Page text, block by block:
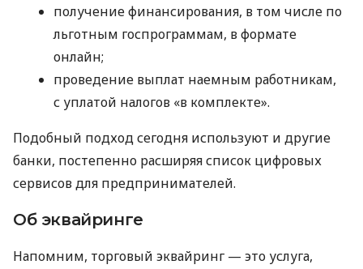
получение финансирования, в том числе по
льготным госпрограммам, в формате
онлайн;
проведение выплат наемным работникам,
с уплатой налогов «в комплекте».
Подобный подход сегодня используют и другие
банки, постепенно расширяя список цифровых
сервисов для предпринимателей.
Об эквайринге
Напомним, торговый эквайринг — это услуга,